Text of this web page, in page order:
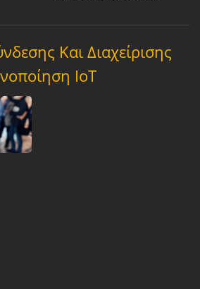
γραμμή παραγωγής
αυτοματοποιημένης
Και Διαχείρισης
IoT